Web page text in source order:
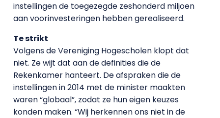
instellingen de toegezegde zeshonderd miljoen
aan voorinvesteringen hebben gerealiseerd.
Te strikt
Volgens de Vereniging Hogescholen klopt dat
niet. Ze wijt dat aan de definities die de
Rekenkamer hanteert. De afspraken die de
instellingen in 2014 met de minister maakten
waren “globaal”, zodat ze hun eigen keuzes
konden maken. “Wij herkennen ons niet in de